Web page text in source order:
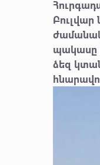
պակասը
ձեզ